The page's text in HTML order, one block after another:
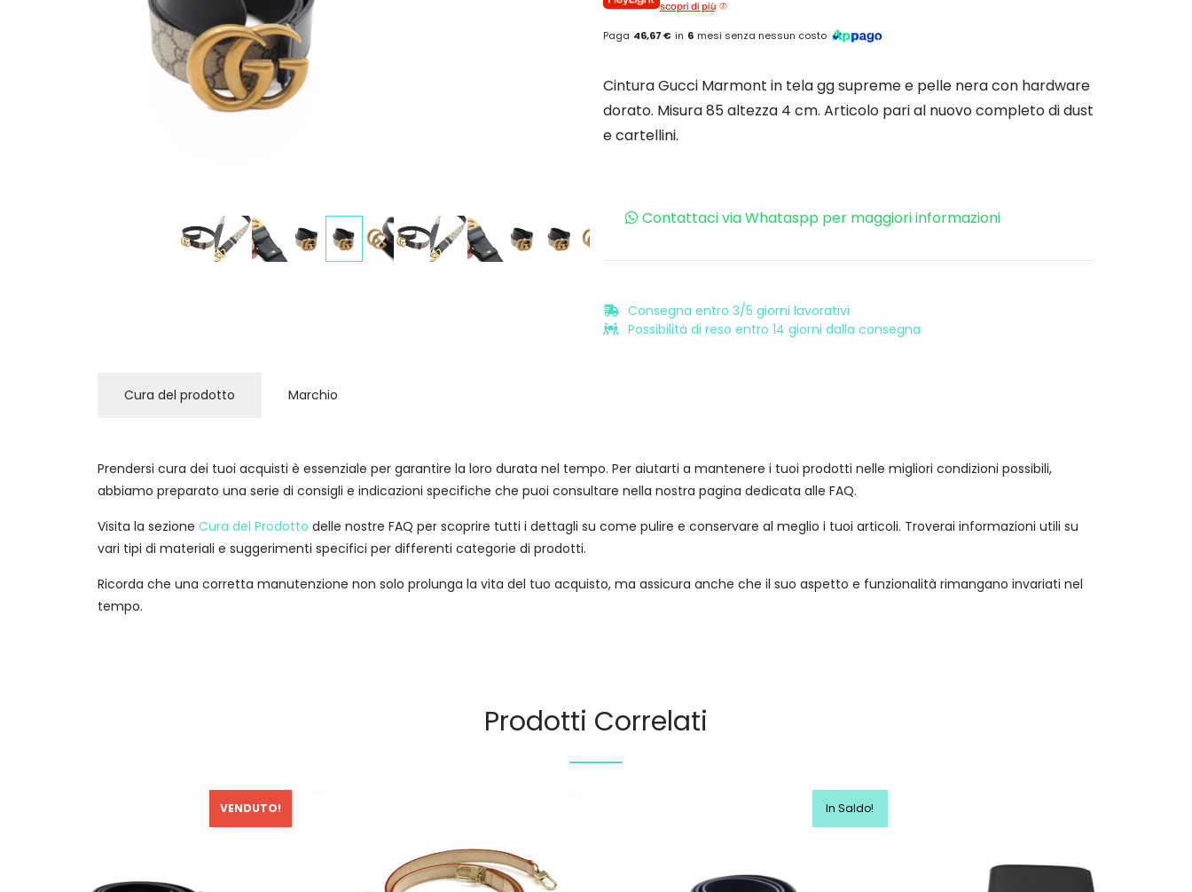
scopri di più
Paga 46,67 € in 6 mesi senza nessun costo
Cintura Gucci Marmont in tela gg supreme e pelle nera con hardware
dorato. Misura 85 altezza 4 cm. Articolo pari al nuovo completo di dust
e cartellini.
Contattaci via Whataspp per maggiori informazioni
Consegna entro 3/5 giorni lavorativi
Possibilità di reso entro 14 giorni dalla consegna
Cura del prodotto Marchio
Prendersi cura dei tuoi acquisti è essenziale per garantire la loro durata nel tempo. Per aiutarti a mantenere i tuoi prodotti nelle migliori condizioni possibili,
abbiamo preparato una serie di consigli e indicazioni specifiche che puoi consultare nella nostra pagina dedicata alle FAQ.
Visita la sezione Cura del Prodotto delle nostre FAQ per scoprire tutti i dettagli su come pulire e conservare al meglio i tuoi articoli. Troverai informazioni utili su
vari tipi di materiali e suggerimenti specifici per differenti categorie di prodotti.
Ricorda che una corretta manutenzione non solo prolunga la vita del tuo acquisto, ma assicura anche che il suo aspetto e funzionalità rimangano invariati nel
tempo.
Prodotti Correlati
VENDUTO! In Saldo!